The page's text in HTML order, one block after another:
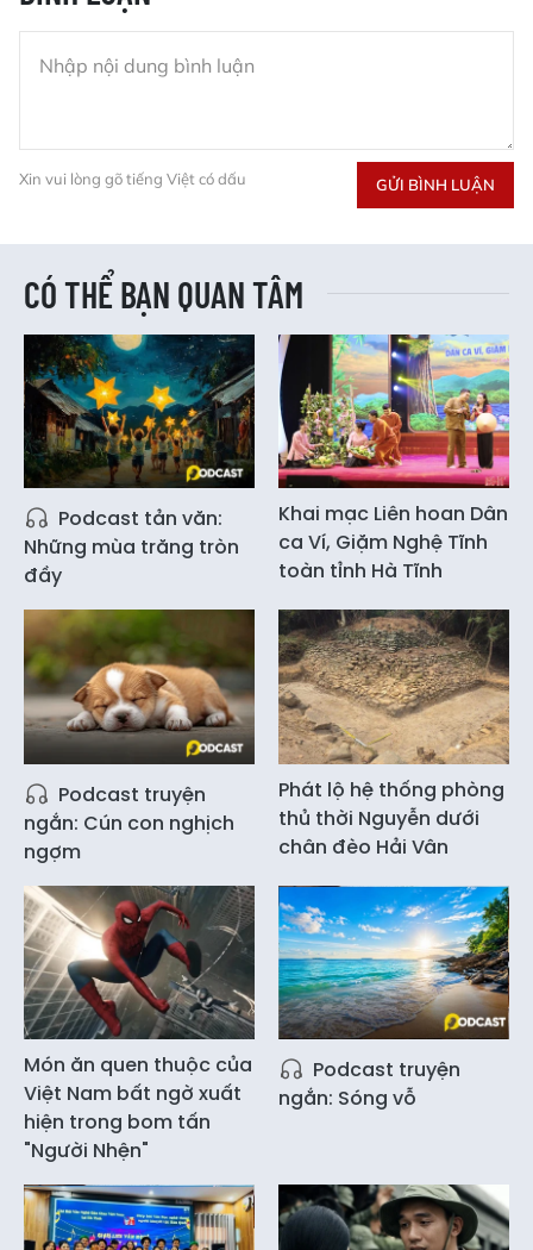
Xin vui lòng gõ tiếng Việt có dấu GỬI BÌNH LUẬN
CÓ THỂ BẠN QUAN TÂM
Podcast tản văn:
Những mùa trăng tròn
đầy
Khai mạc Liên hoan Dân
ca Ví, Giặm Nghệ Tĩnh
toàn tỉnh Hà Tĩnh
Podcast truyện
ngắn: Cún con nghịch
ngợm
Phát lộ hệ thống phòng
thủ thời Nguyễn dưới
chân đèo Hải Vân
Món ăn quen thuộc của
Việt Nam bất ngờ xuất
hiện trong bom tấn
"Người Nhện"
Podcast truyện
ngắn: Sóng vỗ